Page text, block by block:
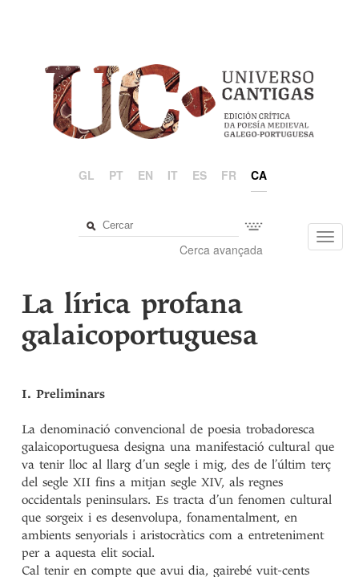
GL PT EN IT ES FR CA
Cerca avançada
La lírica profana
galaicoportuguesa
I. Preliminars
La denominació convencional de poesia trobadoresca
galaicoportuguesa designa una manifestació cultural que
va tenir lloc al llarg d’un segle i mig, des de l’últim terç
del segle XII fins a mitjan segle XIV, als regnes
occidentals peninsulars. Es tracta d’un fenomen cultural
que sorgeix i es desenvolupa, fonamentalment, en
ambients senyorials i aristocràtics com a entreteniment
per a aquesta elit social.
Cal tenir en compte que avui dia, gairebé vuit-cents